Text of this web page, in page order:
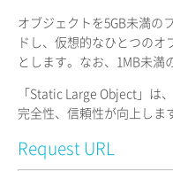
オブジェクトを5GB未満の
ドし、仮想的なひとつの
とします。なお、1MB未満
「Static Large Object」は
完全性、信頼性が向上しま
Request URL